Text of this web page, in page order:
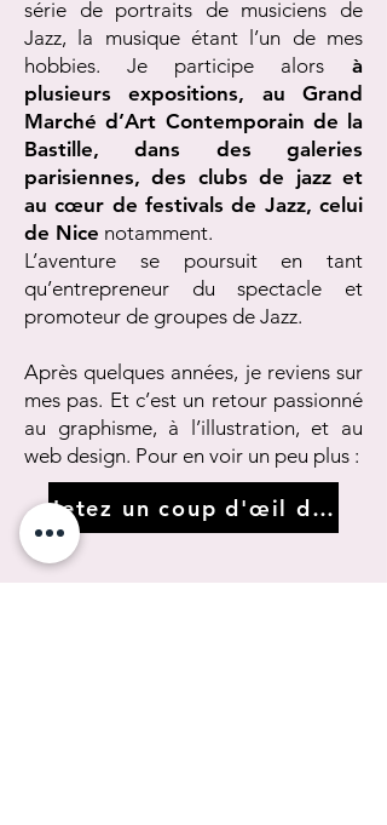
série de portraits de musiciens de
Jazz, la musique étant l’un de mes
hobbies. Je participe alors à
plusieurs expositions, au Grand
Marché d’Art Contemporain de la
Bastille, dans des galeries
parisiennes, des clubs de jazz et
au cœur de festivals de Jazz, celui
de Nice notamment.
L’aventure se poursuit en tant
qu’entrepreneur du spectacle et
promoteur de groupes de Jazz.
Après quelques années, je reviens sur
mes pas. Et c’est un retour passionné
au graphisme, à l’illustration, et au
web design. Pour en voir un peu plus :
Jetez un coup d'œil dans le rétro